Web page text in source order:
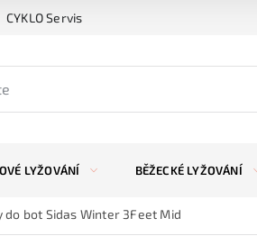
CYKLO Servis
LYŽOVÁNÍ BĚŽECKÉ LYŽOVÁNÍ
do bot Sidas Winter 3Feet Mid